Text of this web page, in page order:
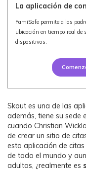
Ver Más >
La aplicación de
FamiSafe permite a los
ubicación en tiempo real
dispositivos.
Skout es una de las
además, tiene su sede
cuando Christian
de crear un sitio de
esta aplicación de
de todo el mundo y
adultos, ¿realmente es